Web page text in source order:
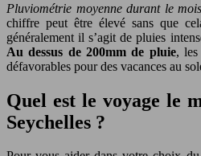
Pluviométrie moyenne durant le mois
chiffre peut être élevé sans que
généralement il s’agit de pluies
Au dessus de 200mm de pluie, les
défavorables pour des vacances au
Quel est le voyage le
Seychelles ?